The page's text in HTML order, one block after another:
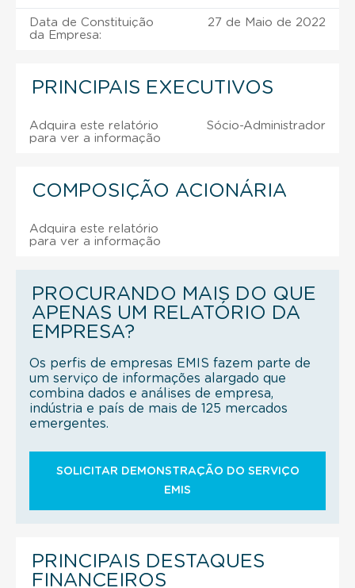
Data de Constituição
da Empresa:
27 de Maio de 2022
PRINCIPAIS EXECUTIVOS
Adquira este relatório
para ver a informação
Sócio-Administrador
COMPOSIÇÃO ACIONÁRIA
Adquira este relatório
para ver a informação
PROCURANDO MAIS DO QUE
APENAS UM RELATÓRIO DA
EMPRESA?
Os perfis de empresas EMIS fazem parte de
um serviço de informações alargado que
combina dados e análises de empresa,
indústria e país de mais de 125 mercados
emergentes.
SOLICITAR DEMONSTRAÇÃO DO SERVIÇO
EMIS
PRINCIPAIS DESTAQUES
FINANCEIROS